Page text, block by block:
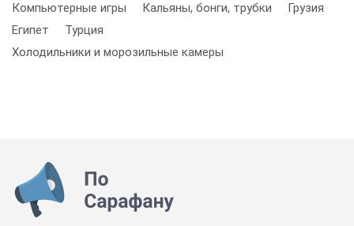
Компьютерные игры
Кальяны, бонги, трубки
Грузия
Египет
Турция
Холодильники и морозильные камеры